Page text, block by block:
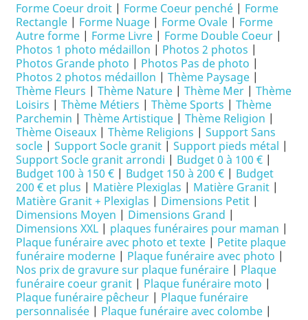
Forme Coeur droit | Forme Coeur penché | Forme
Rectangle | Forme Nuage | Forme Ovale | Forme
Autre forme | Forme Livre | Forme Double Coeur |
Photos 1 photo médaillon | Photos 2 photos |
Photos Grande photo | Photos Pas de photo |
Photos 2 photos médaillon | Thème Paysage |
Thème Fleurs | Thème Nature | Thème Mer | Thème
Loisirs | Thème Métiers | Thème Sports | Thème
Parchemin | Thème Artistique | Thème Religion |
Thème Oiseaux | Thème Religions | Support Sans
socle | Support Socle granit | Support pieds métal |
Support Socle granit arrondi | Budget 0 à 100 € |
Budget 100 à 150 € | Budget 150 à 200 € | Budget
200 € et plus | Matière Plexiglas | Matière Granit |
Matière Granit + Plexiglas | Dimensions Petit |
Dimensions Moyen | Dimensions Grand |
Dimensions XXL | plaques funéraires pour maman |
Plaque funéraire avec photo et texte | Petite plaque
funéraire moderne | Plaque funéraire avec photo |
Nos prix de gravure sur plaque funéraire | Plaque
funéraire coeur granit | Plaque funéraire moto |
Plaque funéraire pêcheur | Plaque funéraire
personnalisée | Plaque funéraire avec colombe |